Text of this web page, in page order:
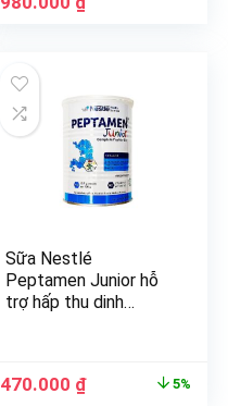
Sữa Nestlé
Peptamen Junior hỗ
trợ hấp thu dinh
470.000 ₫ 5%